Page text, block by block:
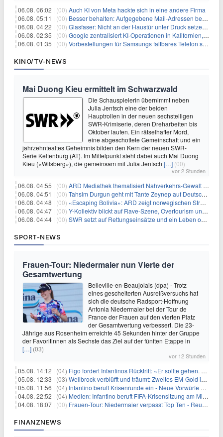
06.08. 06:02 | (00) Auch KI von Meta hackte sich in eine andere Firma
06.08. 05:11 | (00) Besser behalten: Aufgegebene Mail-Adressen bergen Gefahren
06.08. 04:22 | (00) Glasfaser: Nicht an der Haustür unter Druck setzen lassen
06.08. 02:35 | (00) Google zentralisiert KI-Operationen in Kalifornien, um Rivale Anthropic und OpenAI zu überholen
06.08. 01:35 | (00) Vorbestellungen für Samsungs faltbares Telefon steigen um 30 % in einem wettbewerbsintensiven Markt
KINO/TV-NEWS
Mai Duong Kieu ermittelt im Schwarzwald
Die Schauspielerin übernimmt neben
Julia Jentsch eine der beiden
Hauptrollen in der neuen sechsteiligen
SWR-Krimiserie, deren Dreharbeiten bis
Oktober laufen. Ein rätselhafter Mord,
eine abgeschottete Gemeinschaft und ein
jahrzehntealtes Geheimnis bilden den Kern der neuen SWR-
Serie Keltenburg (AT). Im Mittelpunkt steht dabei auch Mai Duong
Kieu («Wilsberg»), die gemeinsam mit Julia Jentsch […] (00)
vor 2 Stunden
06.08. 04:55 | (00) ARD Mediathek thematisiert Nahverkehrs-Gewalt und Soldatinnen
06.08. 04:51 | (00) Tahsim Durgun geht mit Tante Zeynep auf Deutschlandreise
06.08. 04:48 | (00) «Escaping Bolivia»: ARD zeigt norwegischen Streaminghit
06.08. 04:47 | (00) Y-Kollektiv blickt auf Rave-Szene, Overtourism und Pokémon-Kult
06.08. 04:44 | (00) SWR setzt auf Rettungseinsätze und ein Leben ohne Smartphone
SPORT-NEWS
Frauen-Tour: Niedermaier nun Vierte der
Gesamtwertung
Belleville-en-Beaujolais (dpa) - Trotz
eines gescheiterten Ausreißversuchs hat
sich die deutsche Radsport-Hoffnung
Antonia Niedermaier bei der Tour de
France der Frauen auf den vierten Platz
der Gesamtwertung verbessert. Die 23-
Jährige aus Rosenheim erreichte 45 Sekunden hinter der Gruppe
der Favoritinnen als Sechste das Ziel auf der fünften Etappe in
[…] (03)
vor 12 Stunden
05.08. 14:12 | (04) Figo fordert Infantinos Rücktritt: «Er sollte gehen. Jetzt»
05.08. 12:33 | (03) Wellbrock verblüfft und träumt: Zweites EM-Gold in Paris
05.08. 11:56 | (04) Infantino beruft Krisenrunde ein - Neue Vorwürfe gegen FIFA
04.08. 22:52 | (04) Medien: Infantino beruft FIFA-Krisensitzung am Mittwoch ein
04.08. 18:07 | (00) Frauen-Tour: Niedermaier verpasst Top Ten - Reusser siegt
FINANZNEWS